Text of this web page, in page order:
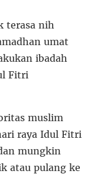
terasa nih
umat
ibadah
Fitri
muslim
raya Idul Fitri
mungkin
atau pulang ke